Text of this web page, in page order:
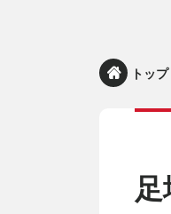
トップ